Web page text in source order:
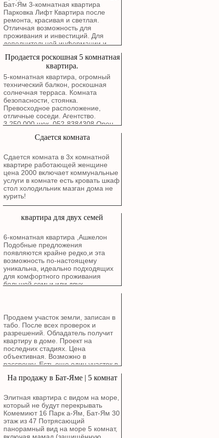
Маркетинговая цена: 3,780,000
шекелей
Бат-Ям 3-комнатная квартира
Парковка Лифт Квартира после
ремонта, красивая и светлая.
Отличная возможность для
проживания и инвестиций. Для
дополнительной информации и
нами.
Продается роскошная 5 комнатная
квартира.
5-комнатная квартира, огромный
технический балкон, роскошная
солнечная терраса. Комната
безопасности, стоянка.
Превосходное расположение,
отличные соседи. Агентство.
3,250,000 шек. 052-8384308 Орен.
Сдается комната
Сдается комната в 3х комнатной
квартире работающей женщине
цена 2000 включает коммунальные
услуги в комнате есть кровать шкаф
стол холодильник мазган дома не
курить!
квартира для двух семей
6-комнатная квартира ,Ашкелон
Подобные предложения
появляются крайне редко,и эта
возможность по-настоящему
уникальна, идеально подходящих
для комфортного проживания
большой семьи или двух
и Эко-парка. Все рядом: Школы,
детские сады.Особенности
квартиры: Квартира общей
площадью 6 комнат (планировка: 2
комнаты + 4 комнаты)
спроектирована для максимального
комфорта и уюта. Расположена в
й этаж из 4-х. Светлая сторона:
обеспечивая обилие естественного
света. Лифт. Солнечный балкон —
идеальное место для утреннего
кофе. Родительская спальня с
собственным туалетом и душем.
Комната безопасности (мамад).
Продаем участок земли, записан в
табо. После всех проверок и
разрешений. Обладатель получит
квартиру в доме. Проект на
последних стадиях. Цена
объективная. Возможно в
рассрочку. Есть еще один участок в
строительства частного дома.
На продажу в Бат-Яме | 5 комнат
Элитная квартира с видом на море,
который не будут перекрывать
Комемиют 16 Парк а-Ям, Бат-Ям 30
этаж из 47 Потрясающий
панорамный вид на море 5 комнат,